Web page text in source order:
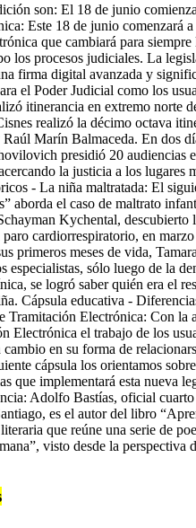
son: El 18 de junio
Este 18 de junio comenzará
que cambiará para siempre
los procesos judiciales. La
firma digital avanzada y
el Poder Judicial como los
itinerancia en extremo norte
realizó la décimo octava
Marín Balmaceda. En dos
presidió 20 audiencias
la justicia a los lugares
- La niña maltratada: El
aborda el caso de maltrato
Kychental, descubierto
cardiorrespiratorio, en
primeros meses de vida,
especialistas, sólo luego de la
se logró saber quién era el
Cápsula educativa -
Tramitación Electrónica: Con la
Electrónica el trabajo de los
en su forma de
cápsula los orientamos
que implementará esta nueva
Adolfo Bastías, oficial
es el autor del libro
que reúne una serie de
visto desde la perspectiva